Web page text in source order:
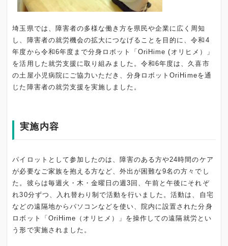
埼玉県では、障害者の多様な働き方を県民や企業に広く周知
し、障害者の就労機会の拡大につなげることを目的に、令和4
年度から令和6年度まで分身ロボット「OriHime (オリヒメ）」
を活用した就労支援に取り組みました。令和6年度は、久喜市
の土屋小児病院にご協力いただき、分身ロボットOriHimeを通
じた障害者の就労支援を実施しました。
実施内容
パイロットとして参加したのは、障害のある方や24時間のケア
が必要なご家族を抱える方など、外出が困難な9名の方々でし
た。彼らは毎週火・木・金曜日の週3回、午前と午後にそれぞ
れ30分ずつ、入れ替わり制で活動を行いました。活動は、自宅
などの遠隔地からパソコンなどを使い、院内に設置された分身
ロボット「OriHime（オリヒメ）」を操作しての遠隔就労とい
う形で実施されました。